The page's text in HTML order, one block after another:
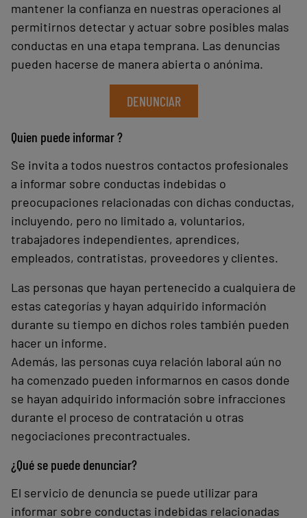
mantener la confianza en nuestras operaciones al
permitirnos detectar y actuar sobre posibles malas
conductas en una etapa temprana. Las denuncias
pueden hacerse de manera abierta o anónima.
DENUNCIAR
Quien puede informar ?
Se invita a todos nuestros contactos profesionales
a informar sobre conductas indebidas o
preocupaciones relacionadas con dichas conductas,
incluyendo, pero no limitado a, voluntarios,
trabajadores independientes, aprendices,
empleados, contratistas, proveedores y clientes.
Las personas que hayan pertenecido a cualquiera de
estas categorías y hayan adquirido información
durante su tiempo en dichos roles también pueden
hacer un informe.
Además, las personas cuya relación laboral aún no
ha comenzado pueden informarnos en casos donde
se hayan adquirido información sobre infracciones
durante el proceso de contratación u otras
negociaciones precontractuales.
¿Qué se puede denunciar?
El servicio de denuncia se puede utilizar para
informar sobre conductas indebidas relacionadas